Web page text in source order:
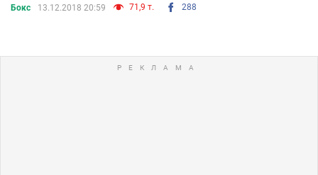
Бокс 13.12.2018 20:59 71,9 т. 288